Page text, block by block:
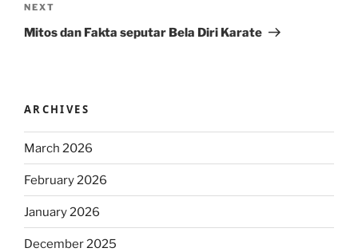
Next
Post
NEXT
Mitos dan Fakta seputar Bela Diri Karate
ARCHIVES
March 2026
February 2026
January 2026
December 2025